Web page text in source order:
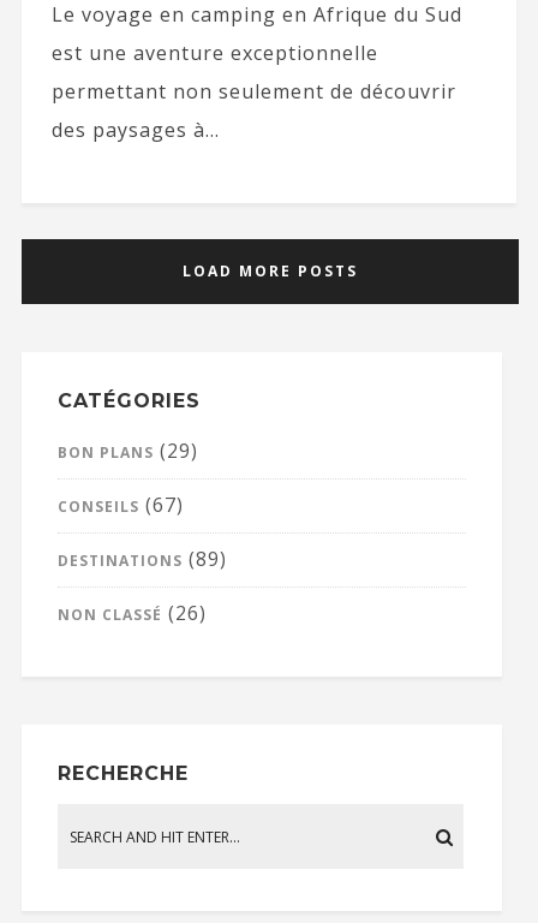
Le voyage en camping en Afrique du Sud
est une aventure exceptionnelle
permettant non seulement de découvrir
des paysages à...
LOAD MORE POSTS
CATÉGORIES
BON PLANS (29)
CONSEILS (67)
DESTINATIONS (89)
NON CLASSÉ (26)
RECHERCHE